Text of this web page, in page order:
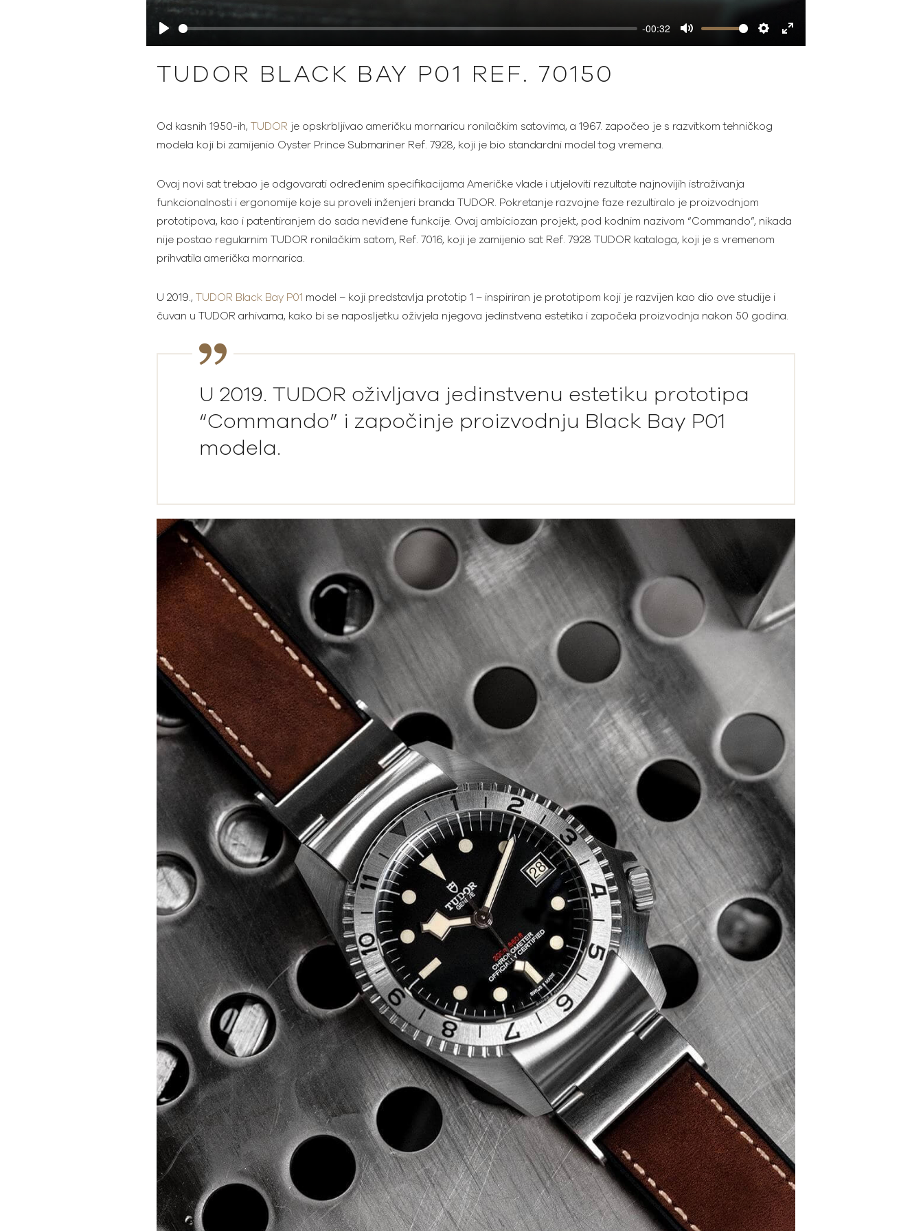
-00:32
TUDOR BLACK BAY P01 REF. 70150
Od kasnih 1950-ih, TUDOR je opskrbljivao američku mornaricu ronilačkim satovima, a 1967. započeo je s razvitkom tehničkog
modela koji bi zamijenio Oyster Prince Submariner Ref. 7928, koji je bio standardni model tog vremena.
Ovaj novi sat trebao je odgovarati određenim specifikacijama Američke vlade i utjeloviti rezultate najnovijih istraživanja
funkcionalnosti i ergonomije koje su proveli inženjeri branda TUDOR. Pokretanje razvojne faze rezultiralo je proizvodnjom
prototipova, kao i patentiranjem do sada neviđene funkcije. Ovaj ambiciozan projekt, pod kodnim nazivom “Commando”, nikada
nije postao regularnim TUDOR ronilačkim satom, Ref. 7016, koji je zamijenio sat Ref. 7928 TUDOR kataloga, koji je s vremenom
prihvatila američka mornarica.
U 2019., TUDOR Black Bay P01 model – koji predstavlja prototip 1 – inspiriran je prototipom koji je razvijen kao dio ove studije i
čuvan u TUDOR arhivama, kako bi se naposljetku oživjela njegova jedinstvena estetika i započela proizvodnja nakon 50 godina.
U 2019. TUDOR oživljava jedinstvenu estetiku prototipa
“Commando” i započinje proizvodnju Black Bay P01
modela.